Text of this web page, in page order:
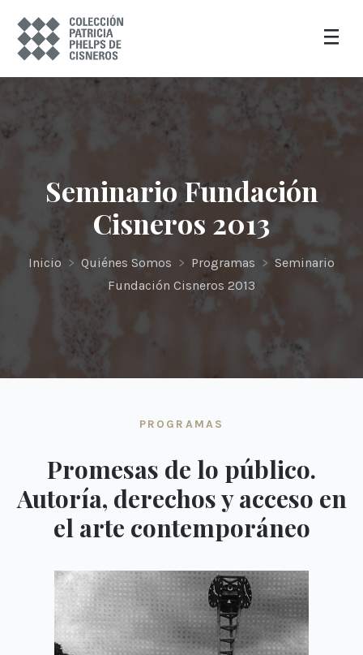
Seminario Fundación
Cisneros 2013
Inicio > Quiénes Somos > Programas > Seminario
Fundación Cisneros 2013
PROGRAMAS
Promesas de lo público.
Autoría, derechos y acceso en
el arte contemporáneo